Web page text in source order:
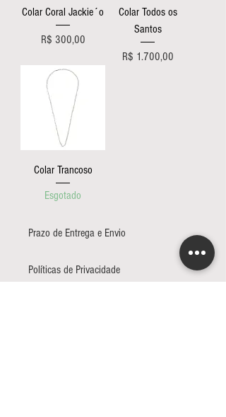
Colar Coral Jackie´o
Preço
R$ 300,00
Colar Todos os
Santos
Preço
R$ 1.700,00
Colar Trancoso
Esgotado
Prazo de Entrega e Envio
Políticas de Privacidade